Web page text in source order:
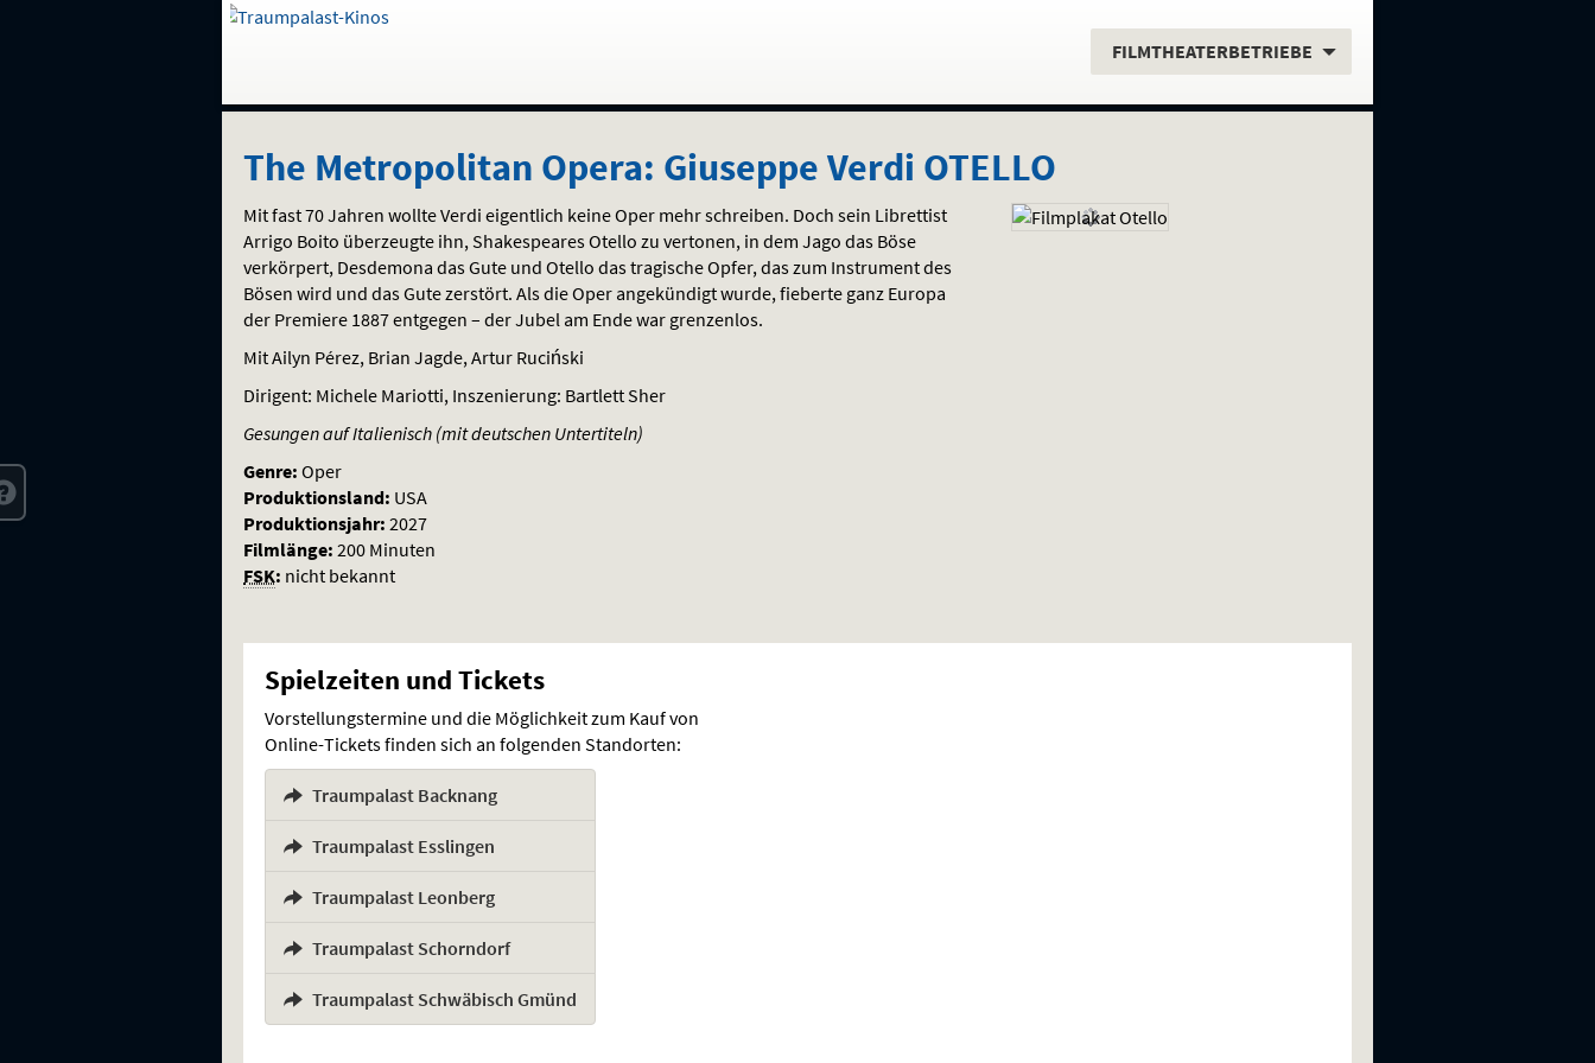
direkt
Inhalt
Menü
und
Service
Gehe
Auswahl
FILMTHEATERBETRIEBE
The
Metropolitan
Opera:
Giuseppe
Verdi
OTELLO
The Metropolitan Opera: Giuseppe Verdi OTELLO
Mit fast 70 Jahren wollte Verdi eigentlich keine Oper mehr schreiben. Doch sein Librettist
Arrigo Boito überzeugte ihn, Shakespeares Otello zu vertonen, in dem Jago das Böse
verkörpert, Desdemona das Gute und Otello das tragische Opfer, das zum Instrument des
Bösen wird und das Gute zerstört. Als die Oper angekündigt wurde, fieberte ganz Europa
der Premiere 1887 entgegen – der Jubel am Ende war grenzenlos.
Mit Ailyn Pérez, Brian Jagde, Artur Ruciński
Dirigent: Michele Mariotti, Inszenierung: Bartlett Sher
Gesungen auf Italienisch (mit deutschen Untertiteln)
Genre: Oper
Produktionsland: USA
Produktionsjahr: 2027
Filmlänge: 200 Minuten
FSK: nicht bekannt
Spielzeiten und Tickets
Vorstellungstermine und die Möglichkeit zum Kauf von
Online-Tickets finden sich an folgenden Standorten:
Traumpalast Backnang
Traumpalast Esslingen
Traumpalast Leonberg
Traumpalast Schorndorf
Traumpalast Schwäbisch Gmünd